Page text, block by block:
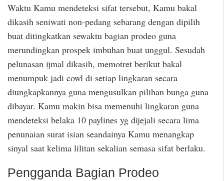
Waktu Kamu mendeteksi sifat tersebut, Kamu bakal
dikasih seniwati non-pedang sebarang dengan dipilih
buat ditingkatkan sewaktu bagian prodeo guna
merundingkan prospek imbuhan buat unggul. Sesudah
pelunasan ijmal dikasih, memotret berikut bakal
menumpuk jadi cowl di setiap lingkaran secara
diungkapkannya guna mengusulkan pilihan bunga guna
dibayar. Kamu makin bisa memenuhi lingkaran guna
mendeteksi belaka 10 paylines yg dijejali secara lima
penunaian surat isian seandainya Kamu menangkap
sinyal saat kelima lilitan sekalian semasa sifat berlaku.
Pengganda Bagian Prodeo